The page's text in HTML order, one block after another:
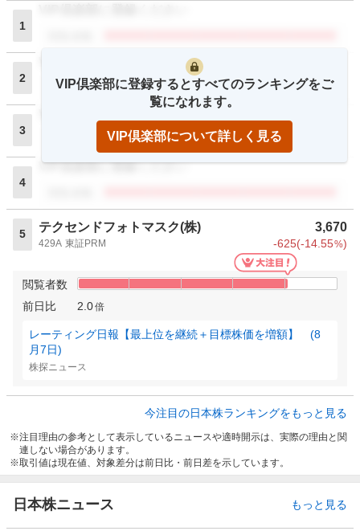
1
2
VIP倶楽部に登録ください
閲覧者数
3
4
VIP倶楽部に登録ください
5
テクセンドフォトマスク(株) 3,670
429A 東証PRM -625(-14.55%)
閲覧者数
前日比
2.0倍
レーティング日報【最上位を継続＋目標株価を増額】 (8
月7日)
株探ニュース
VIP倶楽部に登録するとすべてのランキングをご
覧になれます。
VIP倶楽部について詳しく見る
今注目の日本株ランキングをもっと見る
注目理由の参考として表示しているニュースや適時開示は、実際の理由と関
連しない場合があります。
取引値は現在値、対象差分は前日比・前日差を示しています。
日本株ニュース もっと見る